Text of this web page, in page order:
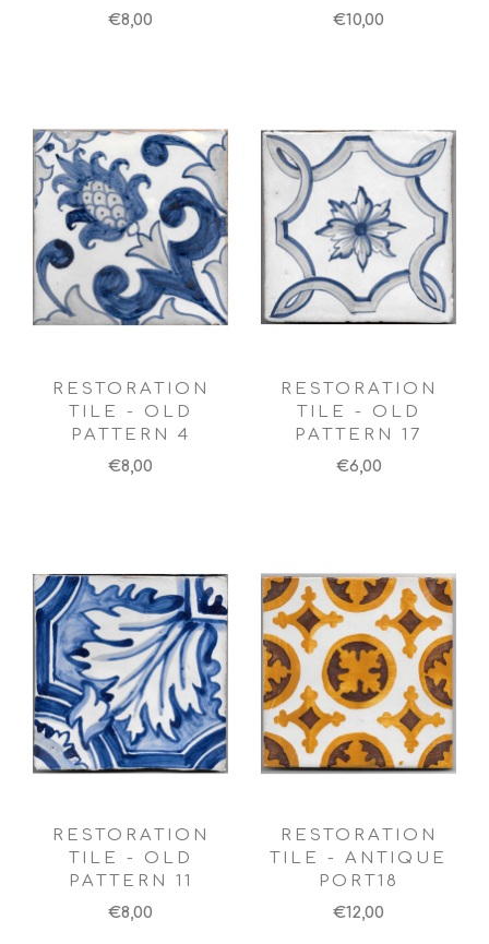
€8,00
€10,00
RESTORATION
TILE - OLD
PATTERN 4
€8,00
RESTORATION
TILE - OLD
PATTERN 17
€6,00
RESTORATION
TILE - OLD
PATTERN 11
€8,00
RESTORATION
TILE - ANTIQUE
PORT18
€12,00